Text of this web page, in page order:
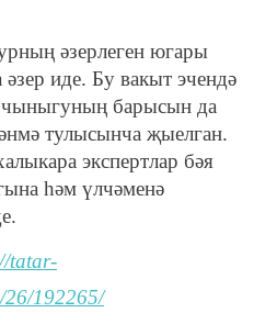
әзерлеген югары
иде. Бу вакыт эчендә
чыныгуның барысын да
тулысынча җыелган.
экспертлар бәя
һәм үлчәменә
tatar-
26/192265/